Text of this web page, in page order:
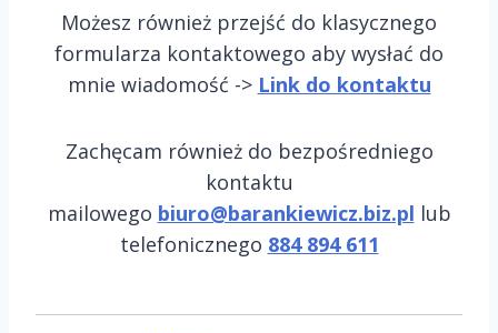
Możesz również przejść do klasycznego
formularza kontaktowego aby wysłać do
mnie wiadomość -> Link do kontaktu
Zachęcam również do bezpośredniego
kontaktu
mailowego biuro@barankiewicz.biz.pl lub
telefonicznego 884 894 611